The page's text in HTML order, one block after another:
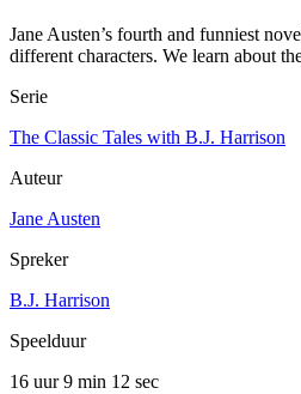
Jane Austen’s fourth and funniest
different characters. We learn about
Serie
The Classic Tales with B.J. Harrison
Auteur
Jane Austen
Spreker
B.J. Harrison
Speelduur
16 uur 9 min 12 sec